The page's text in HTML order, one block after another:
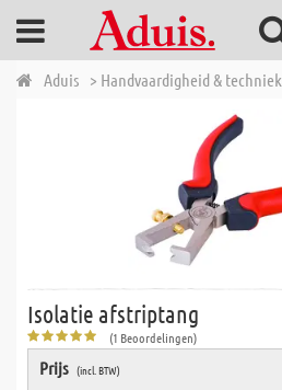
Aduis > Handvaardigheid & techniek
Isolatie afstriptang
(1 Beoordelingen)
Prijs (incl. BTW)